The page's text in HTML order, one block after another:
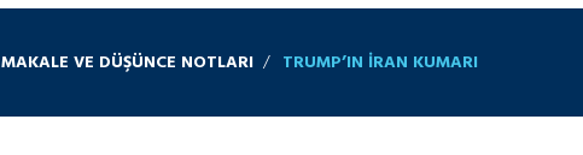
MAKALE VE DÜŞÜNCE NOTLARI TRUMP’IN İRAN KUMARI